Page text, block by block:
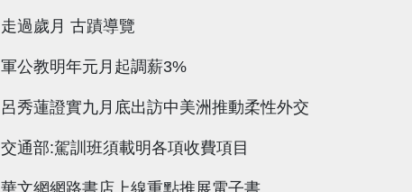
走過歲月 古蹟導覽
軍公教明年元月起調薪3%
呂秀蓮證實九月底出訪中美洲推動柔性外交
交通部:駕訓班須載明各項收費項目
華文網網路書店上線重點推展電子書